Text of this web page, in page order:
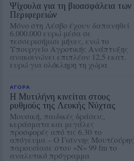
Ψίχουλα για τη βιοασφάλεια των
Περιφερειών
Μόνο στη Λέσβο έχουν δαπανηθεί
6.000.000 ευρώ μέσα σε
τεσσερισήμισι μήνες, ενώ το
Υπουργείο Αγροτικής Ανάπτυξης
ανακοινώνει επιπλέον 12,5 εκατ.
ευρώ για ολόκληρη τη χώρα
ΑΓΟΡΑ
Η Μυτιλήνη κινείται στους
ρυθμούς της Λευκής Νύχτας
Μουσική, παιδικές δράσεις,
κεράσματα και μεγάλες
προσφορές από τις 6.30 το
απόγευμα – Ο Γιάννης Μουτζούρης
παρουσίασε στον «Ν» 99 fm το
αναλυτικό πρόγραμμα